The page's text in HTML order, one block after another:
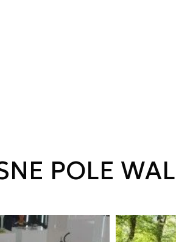
POLE